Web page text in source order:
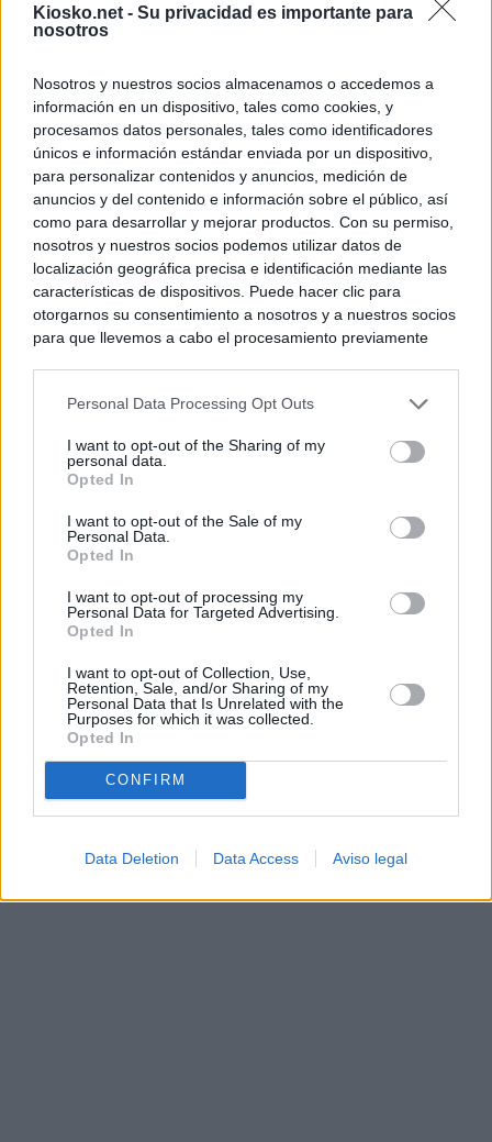
Kiosko.net - Su privacidad es importante para
nosotros
Nosotros y nuestros socios almacenamos o accedemos a
información en un dispositivo, tales como cookies, y
procesamos datos personales, tales como identificadores
únicos e información estándar enviada por un dispositivo,
para personalizar contenidos y anuncios, medición de
anuncios y del contenido e información sobre el público, así
como para desarrollar y mejorar productos. Con su permiso,
nosotros y nuestros socios podemos utilizar datos de
localización geográfica precisa e identificación mediante las
características de dispositivos. Puede hacer clic para
otorgarnos su consentimiento a nosotros y a nuestros socios
para que llevemos a cabo el procesamiento previamente
negar su consentimiento. Tenga en cuenta que algún
de su consentimiento, pero usted tiene el derecho de
rechazar tal procesamiento. Sus preferencias se aplicarán
cualquier momento entrando de nuevo en este sitio web o
visitando nuestra política de privacidad.
Personal Data Processing Opt Outs
I want to opt-out of the Sharing of my
personal data.
Opted In
I want to opt-out of the Sale of my
Personal Data.
Opted In
I want to opt-out of processing my
Personal Data for Targeted Advertising.
Opted In
I want to opt-out of Collection, Use,
Retention, Sale, and/or Sharing of my
Personal Data that Is Unrelated with the
Purposes for which it was collected.
Opted In
CONFIRM
Data Deletion Data Access Aviso legal
“de manera
© Kiosko.net Aviso Legal Privacidad y Cookies